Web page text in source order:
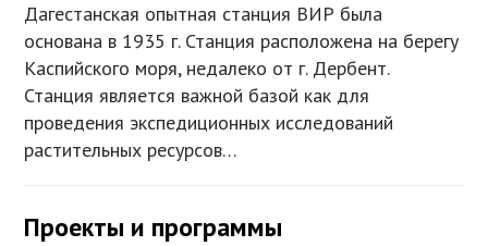
Дагестанская опытная станция ВИР была
основана в 1935 г. Станция расположена на берегу
Каспийского моря, недалеко от г. Дербент.
Станция является важной базой как для
проведения экспедиционных исследований
растительных ресурсов…
Проекты и программы